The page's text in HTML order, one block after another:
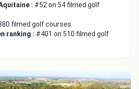
: #52 on 54 filmed golf
filmed golf courses
ranking : #401 on 510 filmed golf